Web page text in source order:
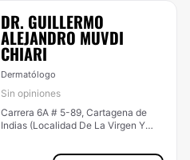
DR. GUILLERMO
ALEJANDRO MUVDI
CHIARI
Dermatólogo
Sin opiniones
Carrera 6A # 5-89, Cartagena de
Indias (Localidad De La Virgen Y